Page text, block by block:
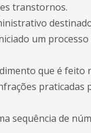
transtornos.
um
que é
sequência de